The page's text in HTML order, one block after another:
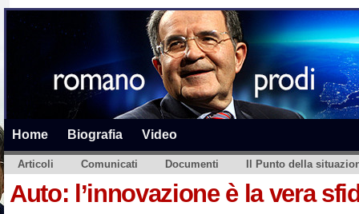
Home Biografia Video
Articoli Comunicati Documenti Il Punto della
Auto: l’innovazione è la vera